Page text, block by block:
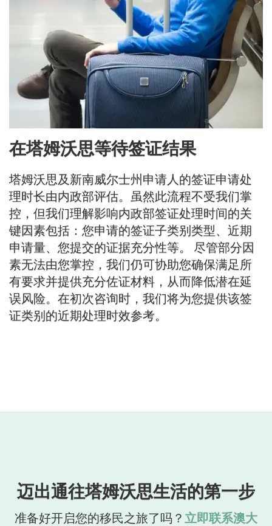
在塔姆沃思等待签证结果
塔姆沃思及新南威尔士州申请人的签证申请处
理时长由内政部评估。虽然此流程不受我们掌
控，但我们理解影响内政部签证处理时间的关
键因素包括：您申请的签证子类别类型、近期
申请量、您提交的证据充分性等。 尽管部分因
素无法由您掌控，我们仍可协助您确保满足所
有要求并提供充分佐证材料，从而降低潜在延
误风险。在初次咨询时，我们将为您提供该签
证类别的近期处理时效参考。
迈出通往塔姆沃思生活的第一步
准备好开启您的移民之旅了吗？ 立即联系澳大